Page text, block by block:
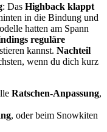
: Das Highback klappt
in die Bindung und
hatten am Spann
reguläre
kannst. Nachteil
wenn du dich kurz
Ratschen-Anpassung,
, oder beim Snowkiten